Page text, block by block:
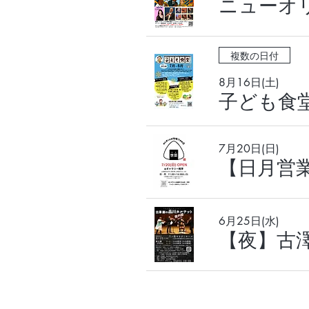
ニューオ
複数の日付
8月16日(土)
7月20日(日)
6月25日(水)